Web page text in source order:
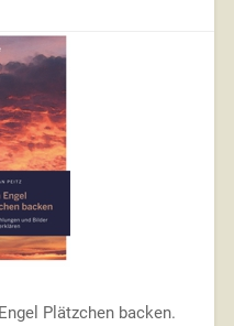
Plätzchen backen.